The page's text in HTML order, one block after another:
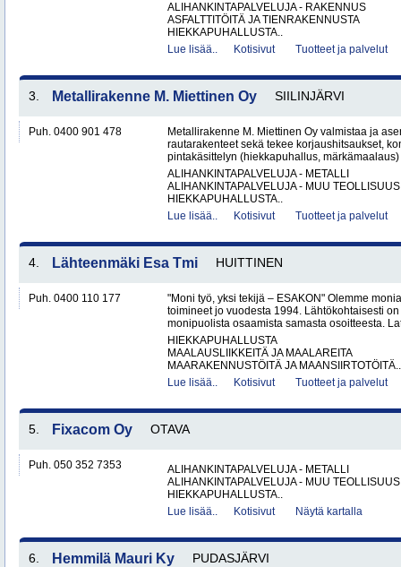
ALIHANKINTAPALVELUJA - RAKENNUS
ASFALTTITÖITÄ JA TIENRAKENNUSTA
HIEKKAPUHALLUSTA..
Lue lisää..
Kotisivut Tuotteet ja palvelut
3. Metallirakenne M. Miettinen Oy SIILINJÄRVI
Puh. 0400 901 478
Metallirakenne M. Miettinen Oy valmistaa ja
rautarakenteet sekä tekee korjaushitsaukset,
pintakäsittelyn (hiekkapuhallus,
ALIHANKINTAPALVELUJA - METALLI
ALIHANKINTAPALVELUJA - MUU TEOLLISUUS
HIEKKAPUHALLUSTA..
Lue lisää..
Kotisivut Tuotteet ja palvelut
4. Lähteenmäki Esa Tmi HUITTINEN
Puh. 0400 110 177
"Moni työ, yksi tekijä – ESAKON" Olemme
toimineet jo vuodesta 1994. Lähtökohtaisesti
monipuolista osaamista samasta osoitteesta.
HIEKKAPUHALLUSTA
MAALAUSLIIKKEITÄ JA MAALAREITA
MAARAKENNUSTÖITÄ JA MAANSIIRTOTÖITÄ..
Lue lisää..
Kotisivut Tuotteet ja palvelut
5. Fixacom Oy OTAVA
Puh. 050 352 7353
ALIHANKINTAPALVELUJA - METALLI
ALIHANKINTAPALVELUJA - MUU TEOLLISUUS
HIEKKAPUHALLUSTA..
Lue lisää..
Kotisivut Näytä kartalla
6. Hemmilä Mauri Ky PUDASJÄRVI